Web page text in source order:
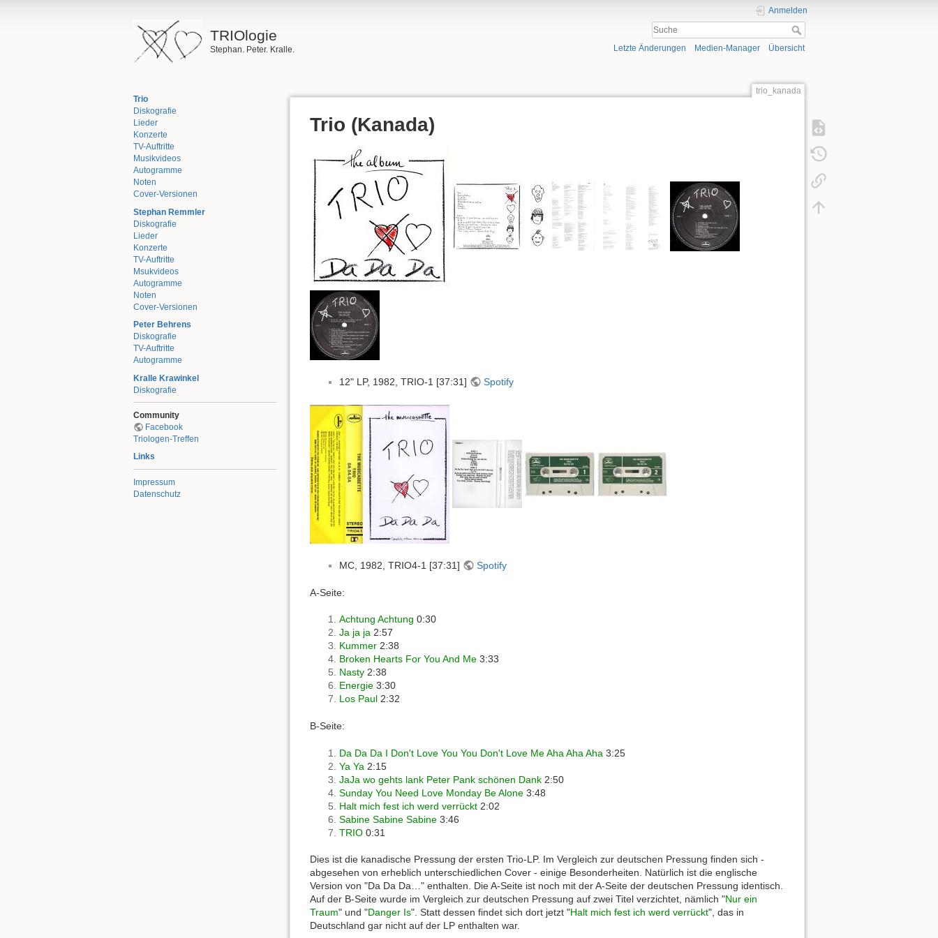
TRIOlogie
Stephan. Peter. Kralle.
Anmelden
Letzte Änderungen Medien-Manager Übersicht
Trio
Diskografie
Lieder
Konzerte
TV-Auftritte
Musikvideos
Autogramme
Noten
Cover-Versionen
Stephan Remmler
Diskografie
Lieder
Konzerte
TV-Auftritte
Msukvideos
Autogramme
Noten
Cover-Versionen
Peter Behrens
Diskografie
TV-Auftritte
Autogramme
Kralle Krawinkel
Diskografie
Community
Facebook
Triologen-Treffen
Links
Impressum
Datenschutz
trio_kanada
Trio (Kanada)
12" LP, 1982, TRIO-1 [37:31] Spotify
MC, 1982, TRIO4-1 [37:31] Spotify
A-Seite:
Achtung Achtung 0:30
Ja ja ja 2:57
Kummer 2:38
Broken Hearts For You And Me 3:33
Nasty 2:38
Energie 3:30
Los Paul 2:32
B-Seite:
Da Da Da I Don't Love You You Don't Love Me Aha Aha Aha 3:25
Ya Ya 2:15
JaJa wo gehts lank Peter Pank schönen Dank 2:50
Sunday You Need Love Monday Be Alone 3:48
Halt mich fest ich werd verrückt 2:02
Sabine Sabine Sabine 3:46
TRIO 0:31
Dies ist die kanadische Pressung der ersten Trio-LP. Im Vergleich zur deutschen Pressung finden sich -
abgesehen von erheblich unterschiedlichen Cover - einige Besonderheiten. Natürlich ist die englische
Version von "Da Da Da…" enthalten. Die A-Seite ist noch mit der A-Seite der deutschen Pressung identisch.
Auf der B-Seite wurde im Vergleich zur deutschen Pressung auf zwei Titel verzichtet, nämlich "Nur ein
Traum" und "Danger Is". Statt dessen findet sich dort jetzt "Halt mich fest ich werd verrückt", das in
Deutschland gar nicht auf der LP enthalten war.